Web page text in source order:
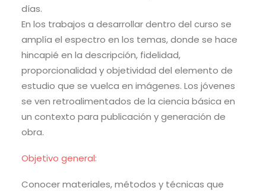
días.
En los trabajos a desarrollar dentro del curso se
amplía el espectro en los temas, donde se hace
hincapié en la descripción, fidelidad,
proporcionalidad y objetividad del elemento de
estudio que se vuelca en imágenes. Los jóvenes
se ven retroalimentados de la ciencia básica en
un contexto para publicación y generación de
obra.
Objetivo general:
Conocer materiales, métodos y técnicas que